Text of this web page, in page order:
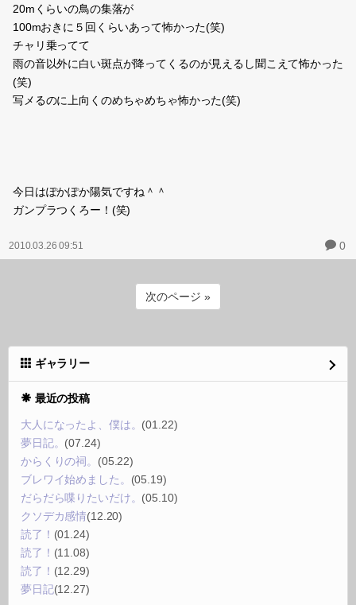
20mくらいの鳥の集落が
100mおきに５回くらいあって怖かった(笑)
チャリ乗ってて
雨の音以外に白い斑点が降ってくるのが見えるし聞こえて怖かった
(笑)
写メるのに上向くのめちゃめちゃ怖かった(笑)
今日はぽかぽか陽気ですね＾＾
ガンプラつくろー！(笑)
2010.03.26 09:51 0
次のページ »
ギャラリー
最近の投稿
大人になったよ、僕は。 (01.22)
夢日記。 (07.24)
からくりの祠。 (05.22)
ブレワイ始めました。 (05.19)
だらだら喋りたいだけ。 (05.10)
クソデカ感情(12.20)
読了！ (01.24)
読了！ (11.08)
読了！ (12.29)
夢日記(12.27)